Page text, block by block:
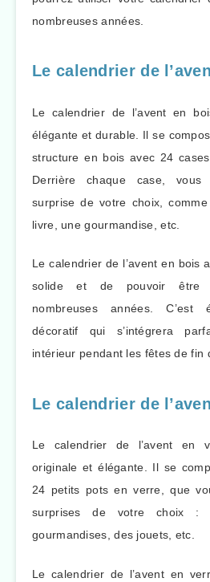
nombreuses années.
Le calendrier de
Le calendrier de l’avent en
élégante et durable. Il se
structure en bois avec 24
Derrière chaque case,
surprise de votre choix,
livre, une gourmandise, etc.
Le calendrier de l’avent en bois
solide et de pouvoir être
nombreuses années. C’est
décoratif qui s’intégrera
intérieur pendant les fêtes de fin
Le calendrier de
Le calendrier de l’avent en
originale et élégante. Il se
24 petits pots en verre, que
surprises de votre choix :
gourmandises, des jouets, etc.
Le calendrier de l’avent en